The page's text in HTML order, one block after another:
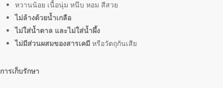
หวานน้อย เนื้อนุ่ม หนึบ หอม สีสวย
ไม่ล้างด้วยน้ำเกลือ
ไม่ใส่น้ำตาล และไม่ใส่น้ำผึ้ง
ไม่มีส่วนผสมของสารเคมี หรือวัตถุกันเสีย
การเก็บรักษา